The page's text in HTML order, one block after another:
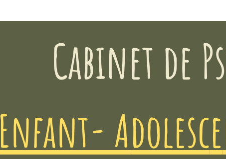
Cabinet de
Enfant- Adolesce